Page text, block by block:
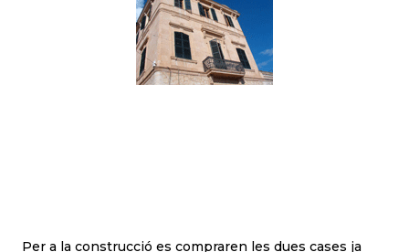
Per a la construcció es compraren les dues cases ja